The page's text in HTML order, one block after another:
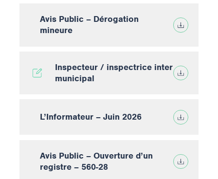
Avis Public – Dérogation
mineure
Inspecteur / inspectrice inter
municipal
L’Informateur – Juin 2026
Avis Public – Ouverture d’un
registre – 560-28